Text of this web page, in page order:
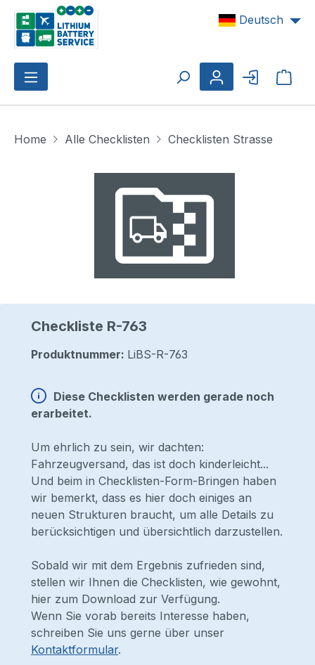
Zum Hauptinhalt springen Deutsch
Home Alle Checklisten
Checklisten Strasse
Checkliste R-763
Produktnummer: LiBS-R-763
Diese Checklisten werden gerade noch
erarbeitet.
Um ehrlich zu sein, wir dachten:
Fahrzeugversand, das ist doch kinderleicht...
Und beim in Checklisten-Form-Bringen haben
wir bemerkt, dass es hier doch einiges an
neuen Strukturen braucht, um alle Details zu
berücksichtigen und übersichtlich darzustellen.
Sobald wir mit dem Ergebnis zufrieden sind,
stellen wir Ihnen die Checklisten, wie gewohnt,
hier zum Download zur Verfügung.
Wenn Sie vorab bereits Interesse haben,
schreiben Sie uns gerne über unser
Kontaktformular.